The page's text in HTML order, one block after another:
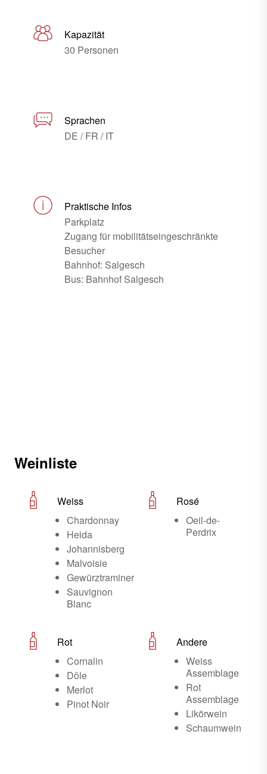
Kapazität
30 Personen
Sprachen
DE / FR / IT
Praktische Infos
Parkplatz
Zugang für mobilitätseingeschränkte
Besucher
Bahnhof: Salgesch
Bus: Bahnhof Salgesch
Weinliste
Weiss
Chardonnay
Heida
Johannisberg
Malvoisie
Gewürztraminer
Sauvignon
Blanc
Rosé
Oeil-de-
Perdrix
Rot
Cornalin
Dôle
Merlot
Pinot Noir
Andere
Weiss
Assemblage
Rot
Assemblage
Likörwein
Schaumwein